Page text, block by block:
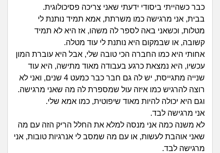
מהבקו"ם... ועד מתי?!
לימודים וסטודנטים
עבודה וקריירה
חברים ואנשים
מה שעובר עליי
כבר כשהייתי ביסודי ידעתי שאני צריכה פסיכולוגית.
בבית, אני מרגישה כמו משרתת, אמא תמיד נותנת לי
מטלות, וכשאני באה לספר לה משהו, אז היא לא תמיד
קשובה, או שבמקום היא נותנת לי עוד מטלה.
אחותי היא כמו החברה הכי טובה שלי, אבל היא עוברת המון
עכשיו, היא נמצאת כרגע בעבודה מאוד מתישה, היא עוד
שנייה מתגייסת, יש לה גם חבר כבר כמעט 4 שנים, ואני לא
רוצה להרגיש כמו איזה עול שמספרת לה מה שאני מרגישה.
וגם היא יכולה להיות מאוד שיפוטית, כמו אמא שלי.
אני מרגישה לבד.
לא משנה כמה אני מנסה למלא את החלל הריק הזה עם מה
שאני אוהבת לעשות, או עם מה שמסב לי אנרגיות טובות, אני
מרגישה לבד.